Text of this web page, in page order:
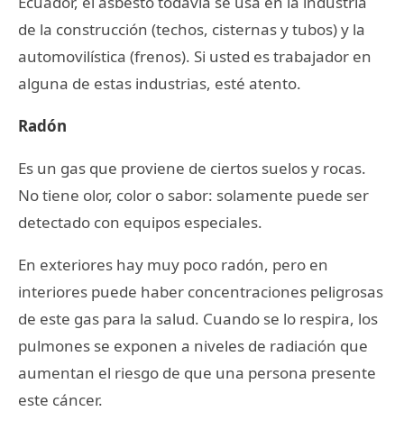
de la construcción (techos, cisternas y tubos) y la
automovilística (frenos). Si usted es trabajador en
alguna de estas industrias, esté atento.
Radón
Es un gas que proviene de ciertos suelos y rocas.
No tiene olor, color o sabor: solamente puede ser
detectado con equipos especiales.
En exteriores hay muy poco radón, pero en
interiores puede haber concentraciones peligrosas
de este gas para la salud. Cuando se lo respira, los
pulmones se exponen a niveles de radiación que
aumentan el riesgo de que una persona presente
este cáncer.